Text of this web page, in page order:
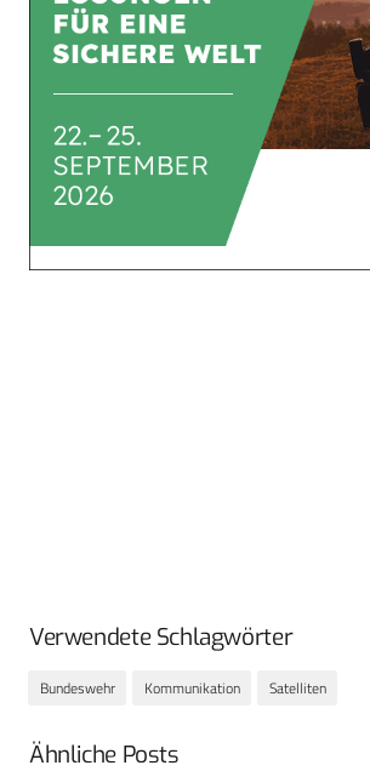
Verwendete Schlagwörter
Bundeswehr Kommunikation Satelliten
Ähnliche Posts